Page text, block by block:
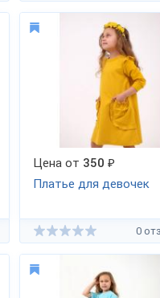
Цена от 350 ₽
Платье для девочек
0